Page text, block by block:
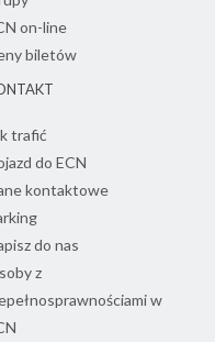
on-line
biletów
trafić
do ECN
kontaktowe
do nas
z
w